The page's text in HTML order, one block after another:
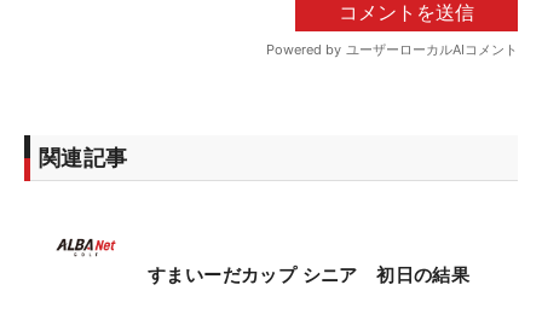
関連記事
すまいーだカップ シニア 初日の結果